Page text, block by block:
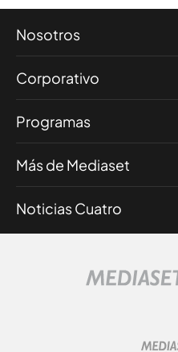
Nosotros
Corporativo
Programas
Más de Mediaset
Noticias Cuatro